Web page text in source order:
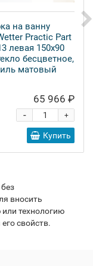
на ванну
Practic Part
левая 150x90
бесцветное,
матовый
65 966 ₽
+
-
Купить
вносить
технологию
свойств.